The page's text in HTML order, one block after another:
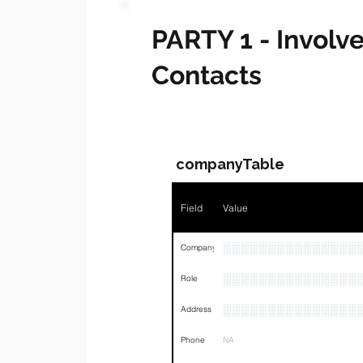
PARTY 1 -
Contacts
companyTable
Field Value
Company
Role
Address
Phone NA